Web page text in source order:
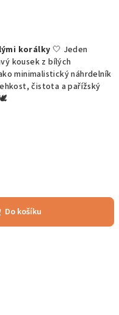
korálky 🤍 Jeden
kousek z bílých
minimalistický náhrdelník
čistota a pařížský
🕊️
Do košíku